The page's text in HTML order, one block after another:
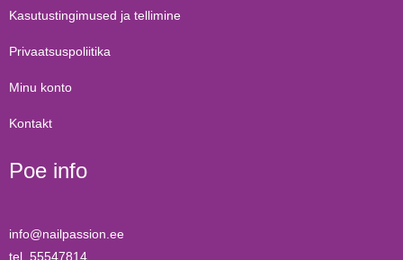
Kasutustingimused ja tellimine
Privaatsuspoliitika
Minu konto
Kontakt
Poe info
info@nailpassion.ee
tel. 55547814